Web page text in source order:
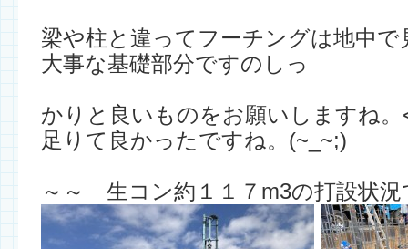
梁や柱と違ってフーチングは地中
大事な基礎部分ですのしっ
かりと良いものをお願いしますね
足りて良かったですね。(~_~;)
～～ 生コン約１１７m3の打設状